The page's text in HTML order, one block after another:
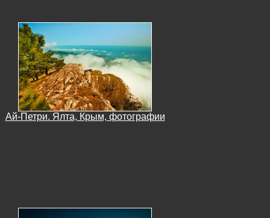
Ай-Петри. Ялта, Крым, фотографии